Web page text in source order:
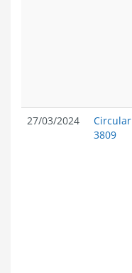
27/03/2024
Circular
3809